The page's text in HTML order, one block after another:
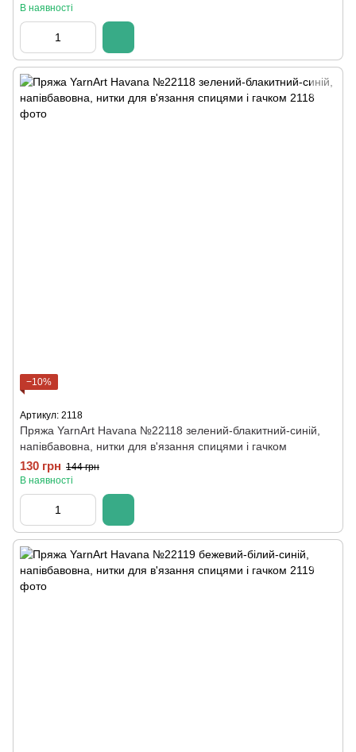
В наявності
−10%
Артикул: 2118
Пряжа YarnArt Havana №22118 зелений-блакитний-синій,
напівбавовна, нитки для в'язання спицями і гачком
130 грн 144 грн
В наявності